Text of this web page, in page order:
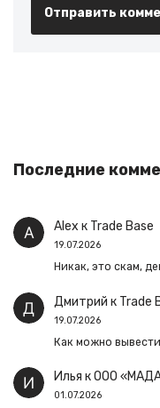
Последние
Alex к Trade Base
19.07.2026
Никак, это скам,
Дмитрий к Trade
19.07.2026
Как можно
Илья кООО
01.07.2026